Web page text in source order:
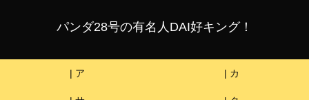
パンダ28号の有名人DAI好キング！
| ア | カ